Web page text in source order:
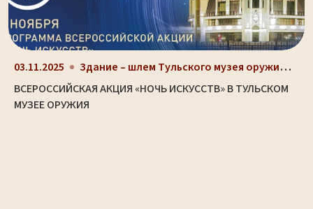
03.11.2025 Здание – шлем Тульского музея оружия (ул. Октябрьс...
ВСЕРОССИЙСКАЯ АКЦИЯ «НОЧЬ ИСКУССТВ» В ТУЛЬСКОМ
МУЗЕЕ ОРУЖИЯ